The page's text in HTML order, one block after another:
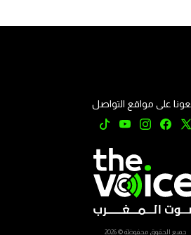
على مواقع التواصل
جميع الحقوق محفوظة © 2026